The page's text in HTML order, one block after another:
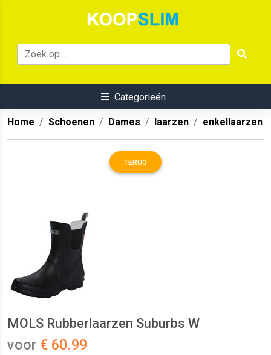
Categorieën
Home Schoenen Dames laarzen enkellaarzen
TERUG
MOLS Rubberlaarzen Suburbs W
voor € 60.99